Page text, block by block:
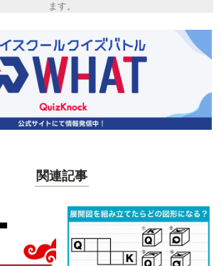
ます。
関連記事